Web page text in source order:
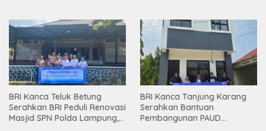
Mesuji
BRI Kanca Teluk Betung
Serahkan BRI Peduli Renovasi
Masjid SPN Polda Lampung,
BRI Kanca Tanjung Karang
Serahkan Bantuan
Pembangunan PAUD